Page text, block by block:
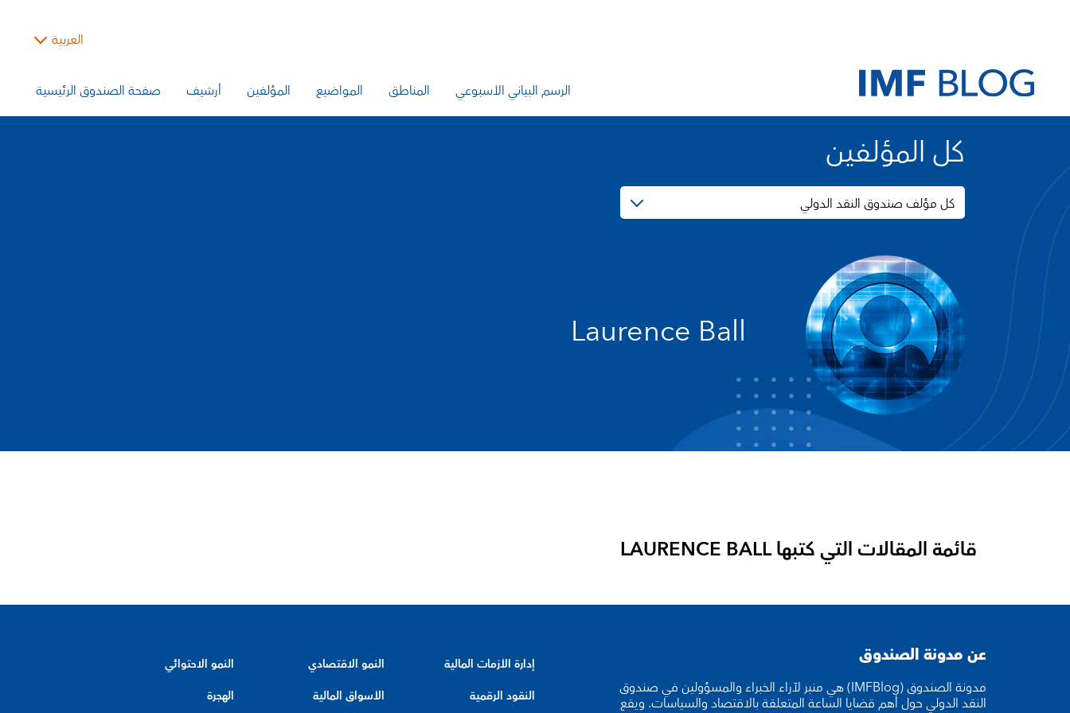
العربية
الرسم البياني الأسبوعي المناطق المواضيع المؤلفين أرشيف صفحة الصندوق الرئيسية
كل المؤلفين
كل مؤلف صندوق النقد الدولي
Laurence Ball
قائمة المقالات التي كتبهاLAURENCE BALL
عن مدونة الصندوق
مدونة الصندوق (IMFBlog) هي منبر لآراء الخبراء والمسؤولين في صندوق
النقد الدولي حول أهم قضايا الساعة المتعلقة بالاقتصاد والسياسات. ويقع
إدارة الأزمات المالية
النقود الرقمية
النمو الاقتصادي
الأسواق المالية
النمو الاحتوائي
الهجرة